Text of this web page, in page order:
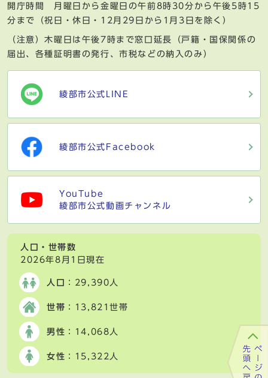
開庁時間 月曜日から金曜日の午前8時30分から午後5時15
分まで（祝日・休日・12月29日から1月3日を除く）
（注意）木曜日は午後7時まで窓口延長（戸籍・国保関係の
届出、各種証明書の発行、市税などの納入のみ）
綾部市公式LINE
綾部市公式Facebook
YouTube
綾部市公式動画チャンネル
人口・世帯数
2026年8月1日現在
人口 ：29,390人
世帯 ：13,821世帯
男性 ：14,068人
女性 ：15,322人